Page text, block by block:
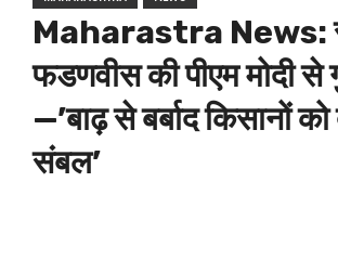
Maharastra News:
फडणवीस की पीएम मोदी से
—’बाढ़ से बर्बाद किसानों
संबल’